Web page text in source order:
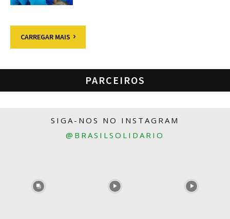
CARREGAR MAIS
PARCEIROS
SIGA-NOS NO INSTAGRAM
@BRASILSOLIDARIO